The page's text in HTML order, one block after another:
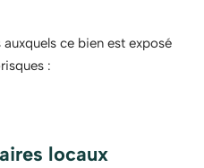
ce bien est exposé
:
locaux